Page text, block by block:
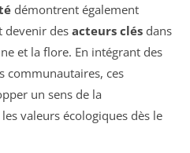
démontrent également
devenir des acteurs clés dans
et la flore. En intégrant des
communautaires, ces
un sens de la
valeurs écologiques dès le